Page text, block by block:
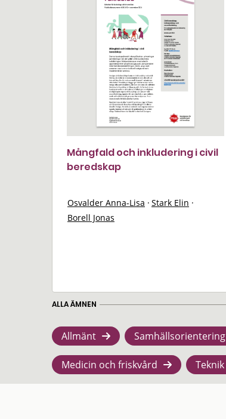
Mångfald och inkludering i civil
beredskap
Osvalder Anna-Lisa · Stark Elin ·
Borell Jonas
ALLA ÄMNEN
Allmänt Samhällsorientering
Medicin och friskvård Teknik